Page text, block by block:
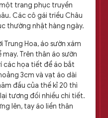
trang phục truyền
Các cô gái triều Châu
thường nhật hàng ngày.
Hoa, áo sườn xám
Trên thân áo sườn
các họa tiết để áo bắt
3cm và vạt áo dài
đầu của thế kỉ 20 thì
tương đối nhiều chi tiết.
lên, tay áo liền thân